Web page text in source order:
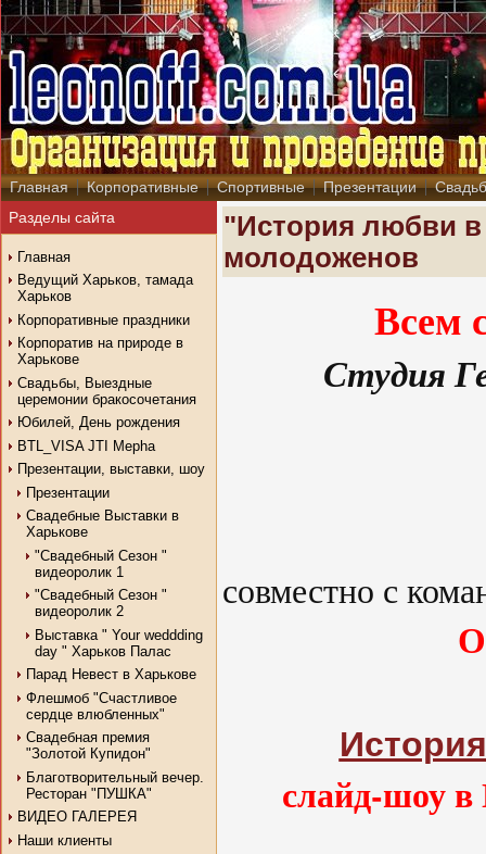
Главная Корпоративные Спортивные Презентации
Разделы сайта
Главная
Ведущий Харьков, тамада
Харьков
Корпоративные праздники
Корпоратив на природе в
Харькове
Свадьбы, Выездные
церемонии бракосочетания
Юбилей, День рождения
BTL_VISA JTI Mepha
Презентации, выставки, шоу
Презентации
Свадебные Выставки в
Харькове
"Свадебный Сезон "
видеоролик 1
"Свадебный Сезон "
видеоролик 2
Выставка " Your weddding
day " Харьков Палас
Парад Невест в Харькове
Флешмоб "Счастливое
сердце влюбленных"
Свадебная премия
"Золотой Купидон"
Благотворительный вечер.
Ресторан "ПУШКА"
ВИДЕО ГАЛЕРЕЯ
Наши клиенты
"История любви в
молодоженов
Всем
Студия
совместно с
слайд-шоу